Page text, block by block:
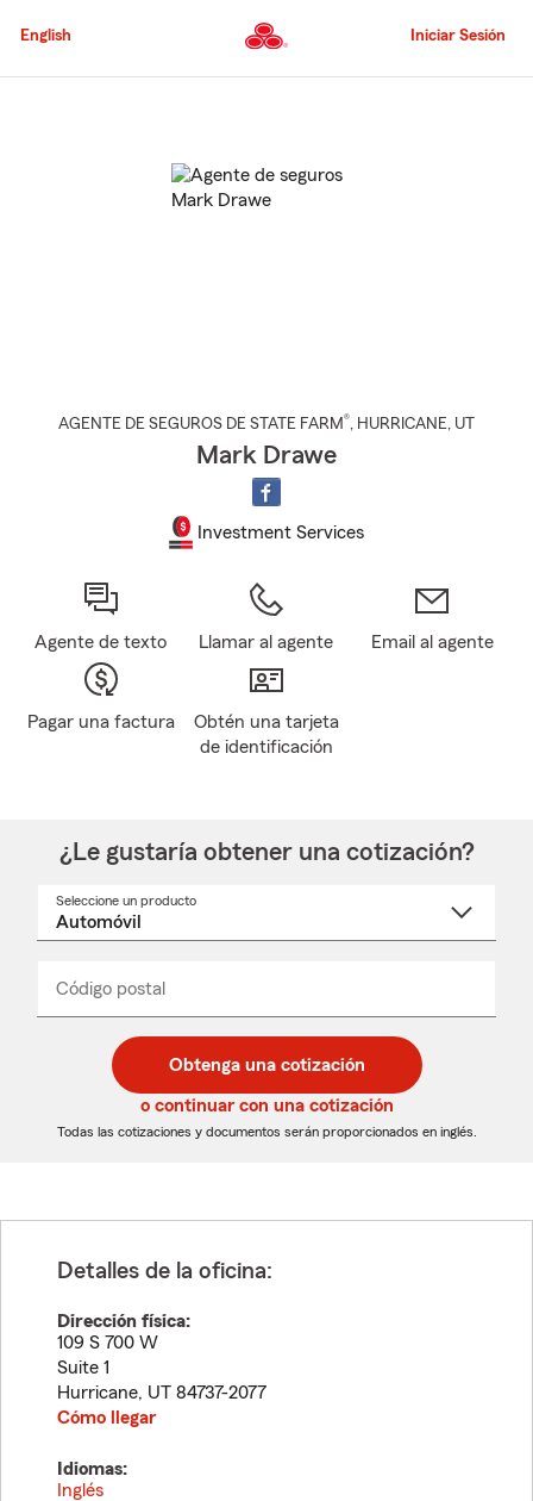
al
principal
English Iniciar Sesión
AGENTE DE SEGUROS DE STATE FARM®, HURRICANE, UT
Mark Drawe
Investment Services
Agente de texto Llamar al agente Email al agente
Pagar una factura
Obtén una tarjeta
de identificación
¿Le gustaría obtener una cotización?
Seleccione un producto
desplegable
Código postal
de
5
dígitos
de
5
dígitos
_____
Obtenga una cotización
o continuar con una cotización
Todas las cotizaciones y documentos serán proporcionados en inglés.
Detalles de la oficina:
Dirección física:
109 S 700 W
Suite 1
Hurricane, UT 84737-2077
Cómo llegar
Idiomas:
Inglés